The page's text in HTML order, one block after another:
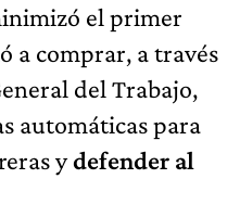
el primer
a comprar, a través
del Trabajo,
automáticas para
ydefender al